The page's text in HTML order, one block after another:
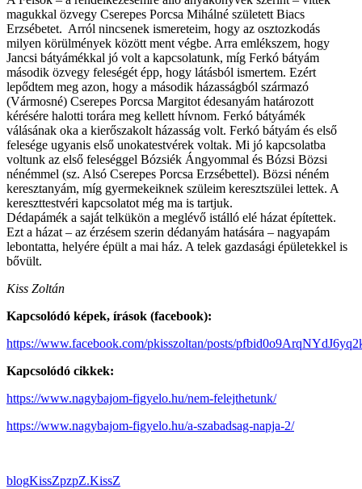
magukkal özvegy Cserepes Porcsa Mihálné született Biacs
Erzsébetet. Arról nincsenek ismereteim, hogy az osztozkodás
milyen körülmények között ment végbe. Arra emlékszem, hogy
Jancsi bátyámékkal jó volt a kapcsolatunk, míg Ferkó bátyám
második özvegy feleségét épp, hogy látásból ismertem. Ezért
lepődtem meg azon, hogy a második házasságból származó
(Vármosné) Cserepes Porcsa Margitot édesanyám határozott
kérésére halotti torára meg kellett hívnom. Ferkó bátyámék
válásának oka a kierőszakolt házasság volt. Ferkó bátyám és első
felesége ugyanis első unokatestvérek voltak. Mi jó kapcsolatba
voltunk az első feleséggel Bózsiék Ángyommal és Bózsi Bözsi
nénémmel (sz. Alsó Cserepes Porcsa Erzsébettel). Bözsi néném
keresztanyám, míg gyermekeiknek szüleim keresztszülei lettek. A
kereszttestvéri kapcsolatot még ma is tartjuk.
Dédapámék a saját telkükön a meglévő istálló elé házat építettek.
Ezt a házat – az érzésem szerin dédanyám hatására – nagyapám
lebontatta, helyére épült a mai ház. A telek gazdasági épületekkel is
bővült.
Kiss Zoltán
Kapcsolódó képek, írások (facebook):
https://www.facebook.com/pkisszoltan/posts/
Kapcsolódó cikkek:
https://www.nagybajom-figyelo.hu/nem-felejthetunk/
https://www.nagybajom-figyelo.hu/a-szabadsag-napja-2/
blogKissZpzpZ.KissZ